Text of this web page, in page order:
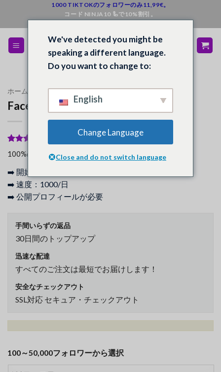
テ
1000 TIKTOKのフォロワーのみ11,99€。
コード NINJA10 🦾で10%割引。
ホーム ショップ / フェイスブック
Facebookのフォロワー
16
件の利用者
評価に基づ
価のうち、
点
100%の購入者が満足と回答。
➡️ 開始：即時 - 2時間
➡️ 速度：1000/日
➡️ 公開プロフィールが必要
手間いらずの返品
30日間のトップアップ
迅速な配達
すべてのご注文は最短でお届けします！
安全なチェックアウト
SSL対応 セキュア・チェックアウト
100～50,000フォロワーから選択
We've detected you might be
speaking a different language.
Do you want to change to:
English
Change Language
Close and do not switch language